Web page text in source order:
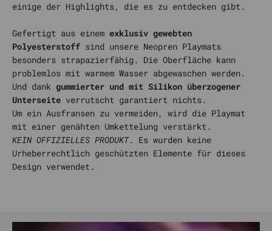
einige der Highlights, die es zu entdecken gibt.
Gefertigt aus einem exklusiv gewebten
Polyesterstoff sind unsere Neopren Playmats
besonders strapazierfähig. Die Oberfläche kann
problemlos mit warmem Wasser abgewaschen werden.
Und dank gummierter und mit Silikon überzogener
Unterseite verrutscht garantiert nichts.
Um ein Ausfransen zu vermeiden, wird die Playmat
mit einer genähten Umkettelung verstärkt.
KEIN OFFIZIELLES PRODUKT. Es wurden keine
Urheberrechtlich geschützten Elemente für dieses
Design verwendet.